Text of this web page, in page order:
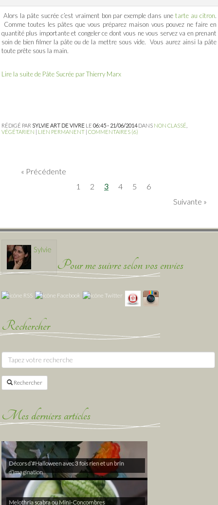
Alors la pâte sucrée c’est vraiment bon par exemple dans unetarte au citron.
Comme toutes les pâtes que vous préparez maison vous pouvez ne faire en
quantité plus importante et congeler ce dont vous ne vous servez va en prenant
soin de bien filmer la pâte ou de la mettre sous vide. Vous aurez ainsi la pâte
toute prête sous la main.
Lire la suite de Pâte Sucrée par Thierry Marx
RÉDIGÉ PAR SYLVIE ART DE VIVRE LE 06:45 - 21/06/2014DANS NON CLASSÉ
VÉGÉTARIEN | LIEN PERMANENT | COMMENTAIRES (6)
Précédente
1
2 3 4 5
6
Suivante
Sylvie
Pour me suivre selon vos envies
Rechercher
Rechercher
Mes derniers articles
Décors d’#Halloween avec 3 fois rien et un brin
d’imagination
Melothria scabra ou Mini-Concombres